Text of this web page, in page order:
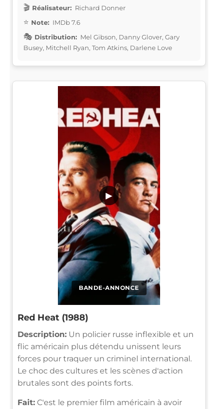
Réalisateur: Richard Donner
Note: IMDb 7.6
Distribution: Mel Gibson, Danny Glover, Gary
Busey, Mitchell Ryan, Tom Atkins, Darlene Love
BANDE-ANNONCE
▶
Red Heat (1988)
Description: Un policier russe inflexible et un
flic américain plus détendu unissent leurs
forces pour traquer un criminel international.
Le choc des cultures et les scènes d'action
brutales sont des points forts.
Fait: C'est le premier film américain à avoir